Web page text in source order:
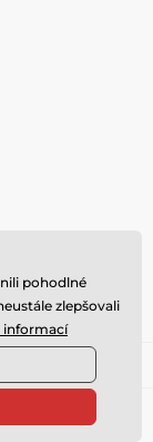
SIMPLIA.cz
pohodlné
zlepšovali
informací